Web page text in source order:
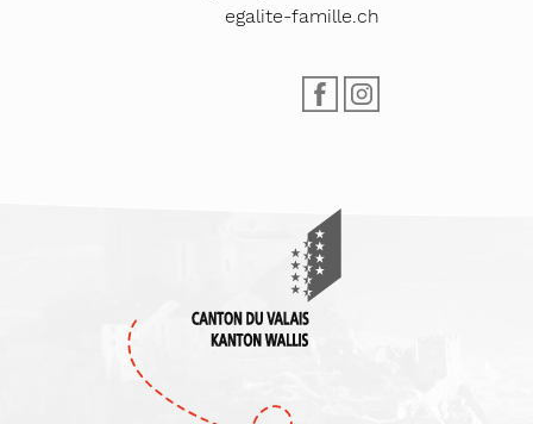
egalite-famille.ch